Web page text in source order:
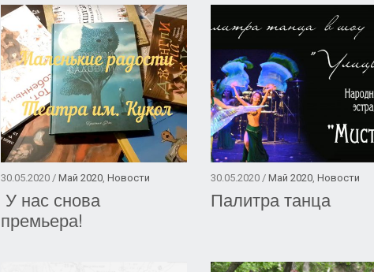
30.05.2020 / Май 2020, Новости
У нас снова
премьера!
30.05.2020 / Май 2020, Новости
Палитра танца